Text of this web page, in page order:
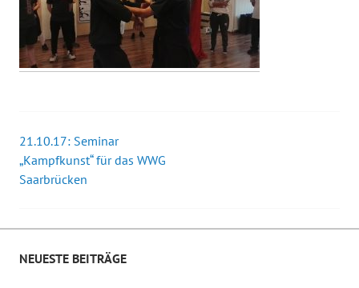
Beitrags-
Navigation
21.10.17: Seminar
„Kampfkunst“ für das WWG
Saarbrücken
NEUESTE BEITRÄGE